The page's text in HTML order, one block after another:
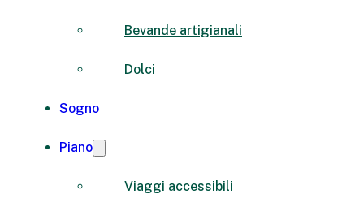
Bevande artigianali
Dolci
Sogno
Piano
Viaggi accessibili